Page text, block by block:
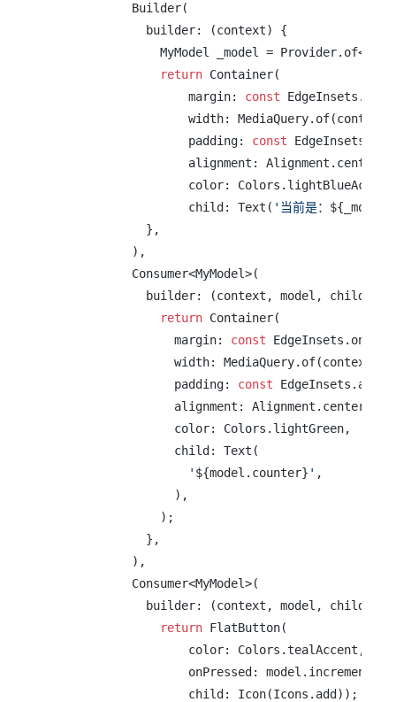
            Builder(
              builder: (context) {
MyModel _model =
return Container(
                    margin:
const
width:
                    padding:
const
                    alignment: Alignment.center,
color:
                    child: Text(
'当前是：
              },
            ),
            Consumer<MyModel>(
              builder: (context, model, child) {
return Container(
                  margin:
const
width:
                  padding:
const EdgeInsets.all(
                  alignment: Alignment.center,
                  color: Colors.lightGreen,
                  child: Text(
' ${model.counter} ' ,
                  ),
                );
              },
            ),
            Consumer<MyModel>(
              builder: (context, model, child) {
return FlatButton(
                    color: Colors.tealAccent,
onPressed:
                    child: Icon(Icons.add));